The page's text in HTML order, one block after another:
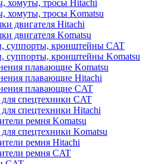
хомуты, тросы Hitachi
хомуты, тросы Komatsu
двигателя Hitachi
двигателя Komatsu
суппорты, кронштейны CAT
суппорты, кронштейны Komatsu
плавающие Komatsu
плавающие Hitachi
плавающие CAT
спецтехники CAT
спецтехники Hitachi
ремня Komatsu
спецтехники Komatsu
ремня Hitachi
ремня CAT